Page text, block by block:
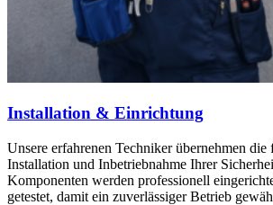
Installation & Einrichtung
Unsere erfahrenen Techniker übernehmen die
Installation und Inbetriebnahme Ihrer
Komponenten werden professionell
getestet, damit ein zuverlässiger Betrieb